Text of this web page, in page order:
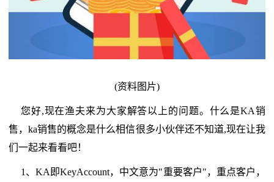
(资料图片)
您好,现在渔夫来为大家解答以上的问题。什么是KA销
售，ka销售的概念是什么相信很多小伙伴还不知道,现在让我
们一起来看看吧！
1、KA即KeyAccount，中文意为"重要客户"，重点客户，